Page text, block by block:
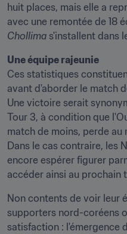
huit places, mais elle a
Chollima s'installent dans
Une équipe rajeunie
Ces statistiques
avant d'aborder le match
Une victoire serait
Tour 3, à condition que
match de moins, perde au
Dans le cas contraire, les
encore espérer figurer
accéder ainsi au prochain
Non contents de voir leur
supporters nord-coréens
satisfaction : l'émergence